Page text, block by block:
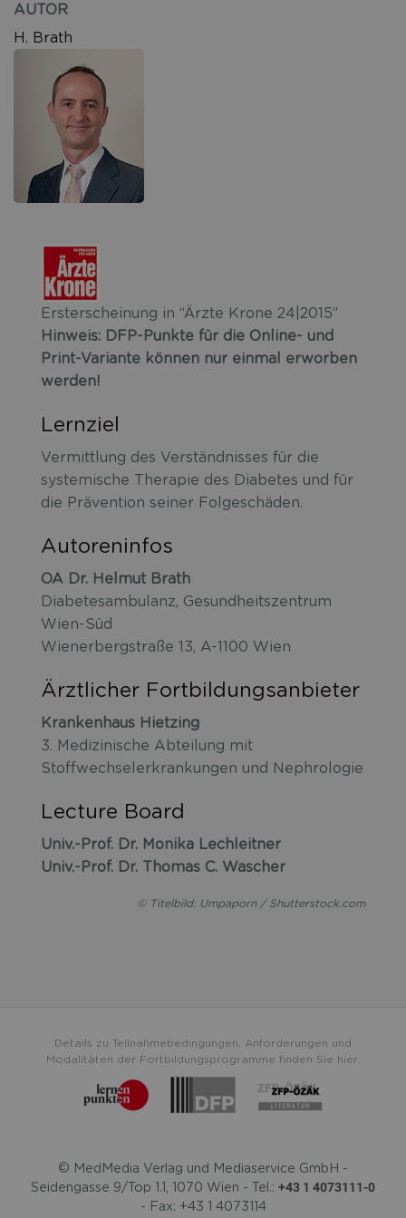
Diabetes-
Jahrescheck
AUTOR
H. Brath
Ersterscheinung in “Ärzte Krone 24|2015”
Hinweis: DFP-Punkte für die Online- und
Print-Variante können nur einmal erworben
werden!
Lernziel
Vermittlung des Verständnisses für die
systemische Therapie des Diabetes und für
die Prävention seiner Folgeschäden.
Autoreninfos
OA Dr. Helmut Brath
Diabetesambulanz, Gesundheitszentrum
Wien-Süd
Wienerbergstraße 13, A-1100 Wien
Ärztlicher Fortbildungsanbieter
Krankenhaus Hietzing
3. Medizinische Abteilung mit
Stoffwechselerkrankungen und Nephrologie
Lecture Board
Univ.-Prof. Dr. Monika Lechleitner
Univ.-Prof. Dr. Thomas C. Wascher
© Titelbild: Umpaporn / Shutterstock.com
Details zu Teilnahmebedingungen, Anforderungen und
Modalitäten der Fortbildungsprogramme finden Sie hier:
© MedMedia Verlag und Mediaservice GmbH -
Seidengasse 9/Top 1.1, 1070 Wien - Tel.: +43 1 4073111-0
- Fax: +43 1 4073114